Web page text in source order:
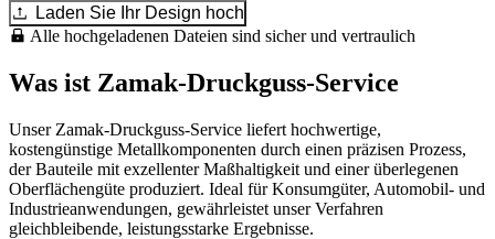
Laden Sie Ihr Design hoch
Alle hochgeladenen Dateien sind sicher und vertraulich
Was ist Zamak-Druckguss-Service
Unser Zamak-Druckguss-Service liefert hochwertige,
kostengünstige Metallkomponenten durch einen präzisen Prozess,
der Bauteile mit exzellenter Maßhaltigkeit und einer überlegenen
Oberflächengüte produziert. Ideal für Konsumgüter, Automobil- und
Industrieanwendungen, gewährleistet unser Verfahren
gleichbleibende, leistungsstarke Ergebnisse.